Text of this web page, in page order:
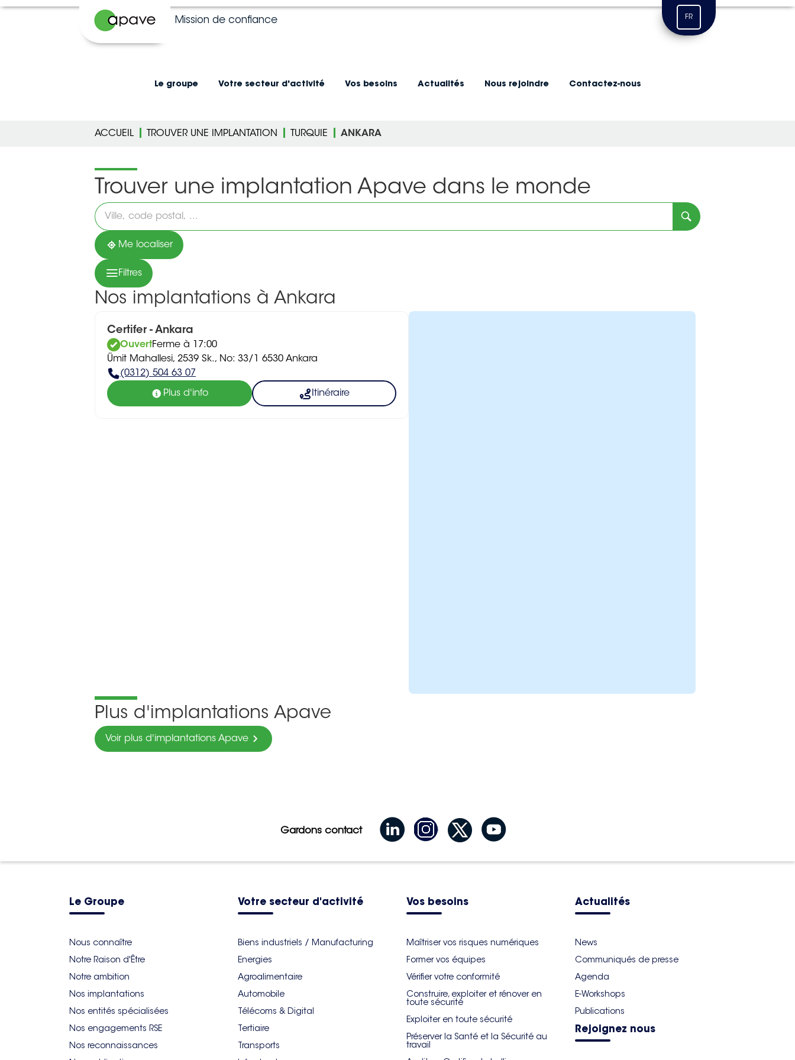
Mission de confiance FR
Le groupe Votre secteur d'activité Vos besoins Actualités Nous rejoindre Contactez-nous
ACCUEIL TROUVER UNE IMPLANTATION TURQUIE ANKARA
Trouver une implantation Apave dans le monde
Veuillez
renseigner
une
adresse
Me localiser
Filtres
Nos implantations à Ankara
Certifer - Ankara
OuvertFerme à 17:00
Ümit Mahallesi, 2539 Sk., No: 33/1 6530 Ankara
(0312) 504 63 07
Plus d'info Itinéraire
Plus d'implantations Apave
Voir plus d'implantations Apave
Gardons contact
Le Groupe
Nous connaître
Notre Raison d'Être
Notre ambition
Nos implantations
Nos entités spécialisées
Nos engagements RSE
Nos reconnaissances
Votre secteur d'activité
Biens industriels / Manufacturing
Energies
Agroalimentaire
Automobile
Télécoms & Digital
Tertiaire
Transports
Vos besoins
Maîtriser vos risques numériques
Former vos équipes
Vérifier votre conformité
Construire, exploiter et rénover en
toute sécurité
Exploiter en toute sécurité
Préserver la Santé et la Sécurité au
travail
Actualités
News
Communiqués de presse
Agenda
E-Workshops
Publications
Rejoignez nous